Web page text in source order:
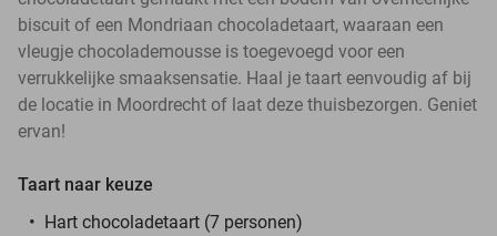
biscuit of een Mondriaan chocoladetaart, waaraan een
vleugje chocolademousse is toegevoegd voor een
verrukkelijke smaaksensatie. Haal je taart eenvoudig af bij
de locatie in Moordrecht of laat deze thuisbezorgen. Geniet
ervan!
Taart naar keuze
Hart chocoladetaart (7 personen)